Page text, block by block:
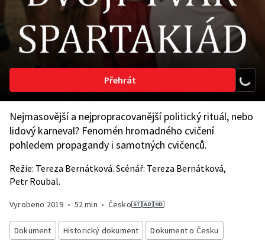
Přehrát
Nejmasovější a nejpropracovanější politický rituál, nebo
lidový karneval? Fenomén hromadného cvičení
pohledem propagandy i samotných cvičenců.
Režie: Tereza Bernátková. Scénář: Tereza Bernátková,
Petr Roubal.
Vyrobeno 2019 • 52 min • Česko
Dokument Historický dokument
Dokument o Česku